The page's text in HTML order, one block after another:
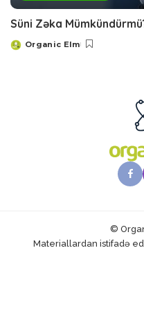
Süni Zəka
Posted
Organic Elm
©
Materiallardan istifadə